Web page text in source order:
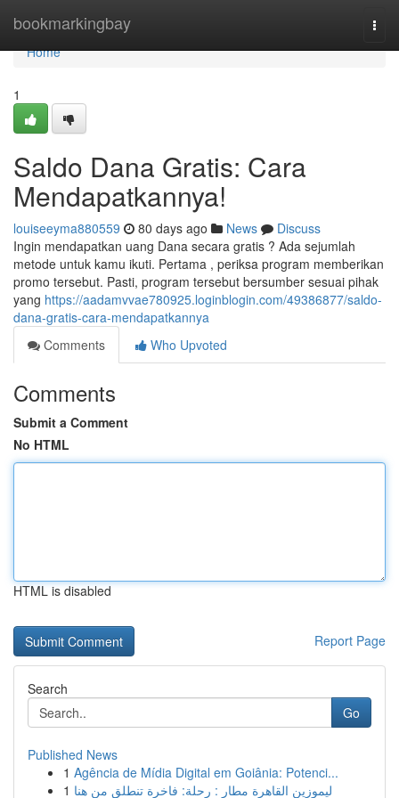
bookmarkingbay
Home
Home
1
Saldo Dana Gratis: Cara
Mendapatkannya!
louiseeyma880559 80 days ago News
Discuss
Ingin mendapatkan uang Dana secara gratis ? Ada sejumlah
metode untuk kamu ikuti. Pertama , periksa program memberikan
promo tersebut. Pasti, program tersebut bersumber sesuai pihak
yang https://aadamvvae780925.loginblogin.com/49386877/saldo-
dana-gratis-cara-mendapatkannya
Comments
Who Upvoted
Comments
Submit a Comment
No HTML
HTML is disabled
Report Page
Search
Go
Published News
1 Agência de Mídia Digital em Goiânia: Potenci...
1 ليموزين القاهرة مطار : رحلة: فاخرة تنطلق من هنا